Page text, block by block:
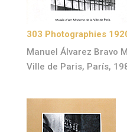
303 Photographies
Manuel Álvarez Bravo
Ville de Paris, París,